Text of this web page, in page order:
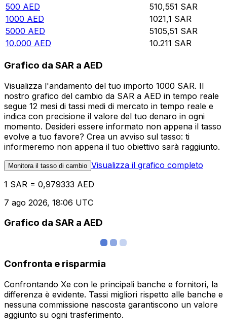
500 AED 510,551 SAR
1000 AED 1021,1 SAR
5000 AED 5105,51 SAR
10.000 AED 10.211 SAR
Grafico da SAR a AED
Visualizza l'andamento del tuo importo 1000 SAR. Il
nostro grafico del cambio da SAR a AED in tempo reale
segue 12 mesi di tassi medi di mercato in tempo reale e
indica con precisione il valore del tuo denaro in ogni
momento. Desideri essere informato non appena il tasso
evolve a tuo favore? Crea un avviso sul tasso: ti
informeremo non appena il tuo obiettivo sarà raggiunto.
Monitora il tasso di cambio Visualizza il grafico completo
1 SAR = 0,979333 AED
7 ago 2026, 18:06 UTC
Grafico da SAR a AED
Confronta e risparmia
Confrontando Xe con le principali banche e fornitori, la
differenza è evidente. Tassi migliori rispetto alle banche e
nessuna commissione nascosta garantiscono un valore
aggiunto su ogni trasferimento.